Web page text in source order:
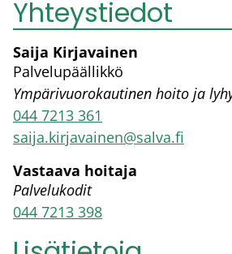
Yhteystiedot
Saija Kirjavainen
Palvelupäällikkö
Ympärivuorokautinen hoito ja
044 7213 361
saija.kirjavainen@salva.fi
Vastaava hoitaja
Palvelukodit
044 7213 398